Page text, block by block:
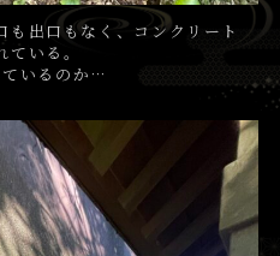
出口もなく、コンクリート
ている。
いるのか…